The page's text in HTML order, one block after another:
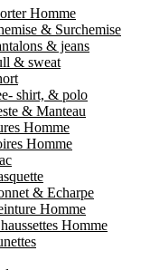
Homme
& Surchemise
& jeans
& sweat
shirt, & polo
& Manteau
Homme
Homme
& Echarpe
Homme
Homme